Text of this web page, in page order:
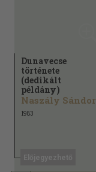
Dunavecse
története
(dedikált
példány)
Naszály Sándor
1983